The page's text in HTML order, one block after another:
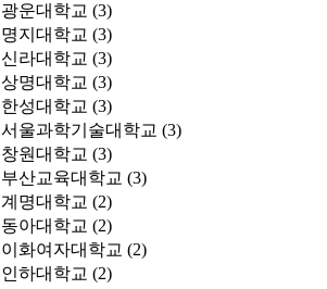
광운대학교 (3)
명지대학교 (3)
신라대학교 (3)
상명대학교 (3)
한성대학교 (3)
서울과학기술대학교 (3)
창원대학교 (3)
부산교육대학교 (3)
계명대학교 (2)
동아대학교 (2)
이화여자대학교 (2)
인하대학교 (2)